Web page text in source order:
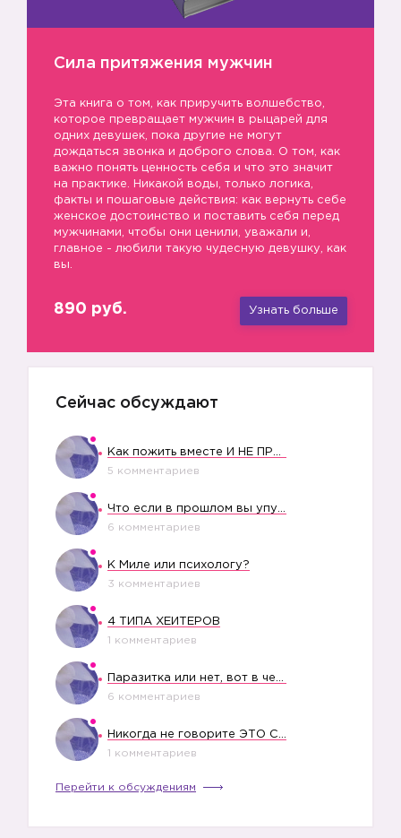
Сила притяжения мужчин
Эта книга о том, как приручить волшебство,
которое превращает мужчин в рыцарей для
одних девушек, пока другие не могут
дождаться звонка и доброго слова. О том, как
важно понять ценность себя и что это значит
на практике. Никакой воды, только логика,
факты и пошаговые действия: как вернуть себе
женское достоинство и поставить себя перед
мужчинами, чтобы они ценили, уважали и,
главное - любили такую чудесную девушку, как
вы.
890 руб. Узнать больше
Сейчас обсуждают
Как пожить вместе И НЕ ПРОЛЕТЕТЬ СО СВАДЬБОЙ
5 комментариев
Что если в прошлом вы упустили свое счастье?
6 комментариев
К Миле или психологу?
3 комментариев
4 ТИПА ХЕЙТЕРОВ
1 комментариев
Паразитка или нет, вот в чем вопрос?
6 комментариев
Никогда не говорите ЭТО СВОЕМУ РЕБЕНКУ
1 комментариев
Перейти к обсуждениям